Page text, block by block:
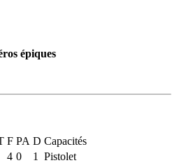
épiques
F PA D Capacités
4 0 1
Pistolet